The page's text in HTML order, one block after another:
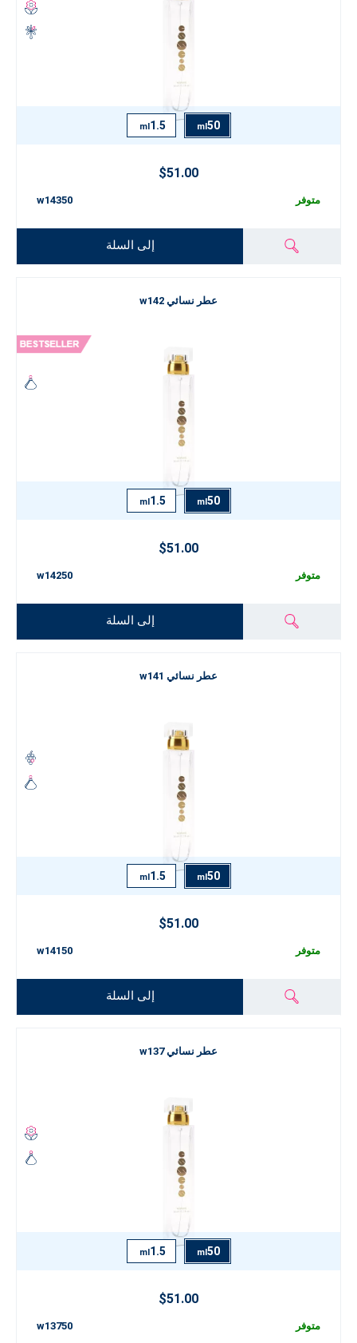
50
ml
1.5
ml
$51.00
w14350 متوفر
إلى السلة
عطر نسائي w142
50
ml
1.5
ml
$51.00
w14250 متوفر
إلى السلة
عطر نسائي w141
50
ml
1.5
ml
$51.00
w14150 متوفر
إلى السلة
عطر نسائي w137
50
ml
1.5
ml
$51.00
w13750 متوفر